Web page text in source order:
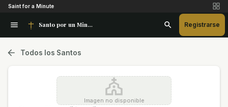
Saint for a Minute
Santo por un Minuto Registrarse
Todos los Santos
Imagen no disponible